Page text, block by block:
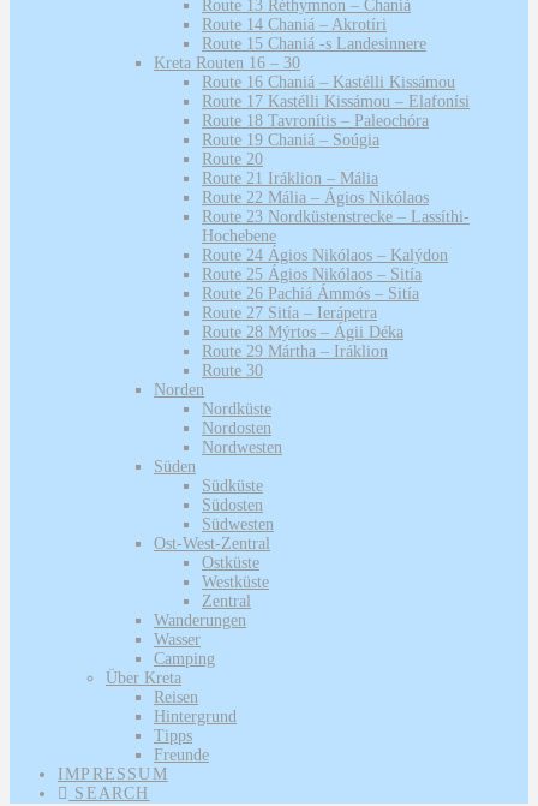
Route 13 Réthymnon – Chaniá
Route 14 Chaniá – Akrotíri
Route 15 Chaniá -s Landesinnere
Kreta Routen 16 – 30
Route 16 Chaniá – Kastélli Kissámou
Route 17 Kastélli Kissámou – Elafonísi
Route 18 Tavronítis – Paleochóra
Route 19 Chaniá – Soúgia
Route 20
Route 21 Iráklion – Mália
Route 22 Mália – Ágios Nikólaos
Route 23 Nordküstenstrecke – Lassíthi-
Hochebene
Route 24 Ágios Nikólaos – Kalýdon
Route 25 Ágios Nikólaos – Sitía
Route 26 Pachiá Ámmós – Sitía
Route 27 Sitía – Ierápetra
Route 28 Mýrtos – Ágii Déka
Route 29 Mártha – Iráklion
Route 30
Norden
Nordküste
Nordosten
Nordwesten
Süden
Südküste
Südosten
Südwesten
Ost-West-Zentral
Ostküste
Westküste
Zentral
Wanderungen
Wasser
Camping
Über Kreta
Reisen
Hintergrund
Tipps
Freunde
IMPRESSUM
SEARCH